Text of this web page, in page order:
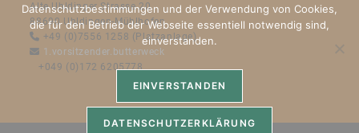
Alte Uhldinger Strasse 20
88690 Uhldingen-Mühlhofen
+49 (0)7556 1258 (Platzanlage)
1.vorsitzender.butterweck
+049 (0)172 6205778
Datenschutzbestimmungen und der Verwendung von Cookies,
die für den Betrieb der Webseite essentiell notwendig sind,
einverstanden.
EINVERSTANDEN
DATENSCHUTZERKLÄRUNG